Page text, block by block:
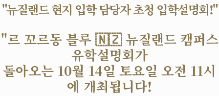
"뉴질랜드 현지 입학 담당자 초청 입학설명회!"
"르 꼬르동 블루 🇳🇿 뉴질랜드 캠퍼스
유학설명회가
돌아오는 10월 14일 토요일 오전 11시
에 개최됩니다!